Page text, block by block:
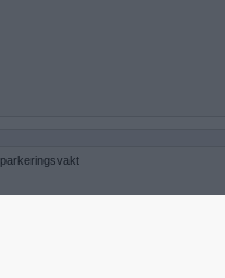
parkeringsvakt